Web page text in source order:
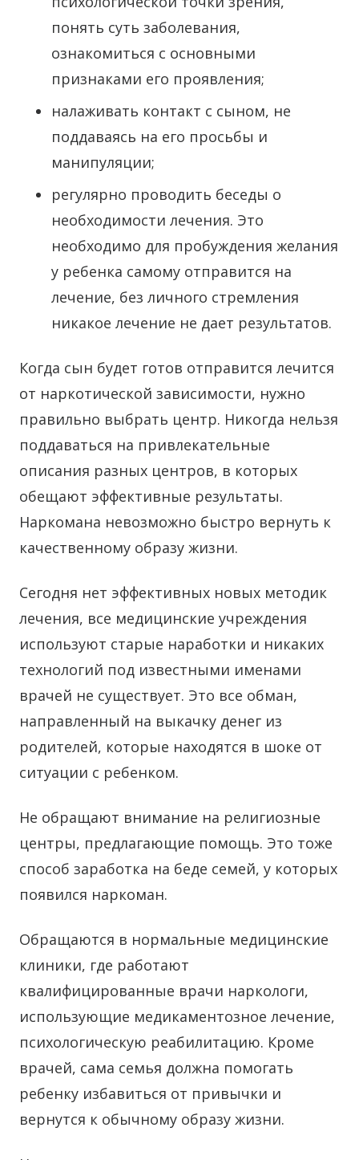
понять суть заболевания,
ознакомиться с основными
признаками его проявления;
налаживать контакт с сыном, не
поддаваясь на его просьбы и
манипуляции;
регулярно проводить беседы о
необходимости лечения. Это
необходимо для пробуждения желания
у ребенка самому отправится на
лечение, без личного стремления
никакое лечение не дает результатов.
Когда сын будет готов отправится лечится
от наркотической зависимости, нужно
правильно выбрать центр. Никогда нельзя
поддаваться на привлекательные
описания разных центров, в которых
обещают эффективные результаты.
Наркомана невозможно быстро вернуть к
качественному образу жизни.
Сегодня нет эффективных новых методик
лечения, все медицинские учреждения
используют старые наработки и никаких
технологий под известными именами
врачей не существует. Это все обман,
направленный на выкачку денег из
родителей, которые находятся в шоке от
ситуации с ребенком.
Не обращают внимание на религиозные
центры, предлагающие помощь. Это тоже
способ заработка на беде семей, у которых
появился наркоман.
Обращаются в нормальные медицинские
клиники, где работают
квалифицированные врачи наркологи,
использующие медикаментозное лечение,
психологическую реабилитацию. Кроме
врачей, сама семья должна помогать
ребенку избавиться от привычки и
вернутся к обычному образу жизни.